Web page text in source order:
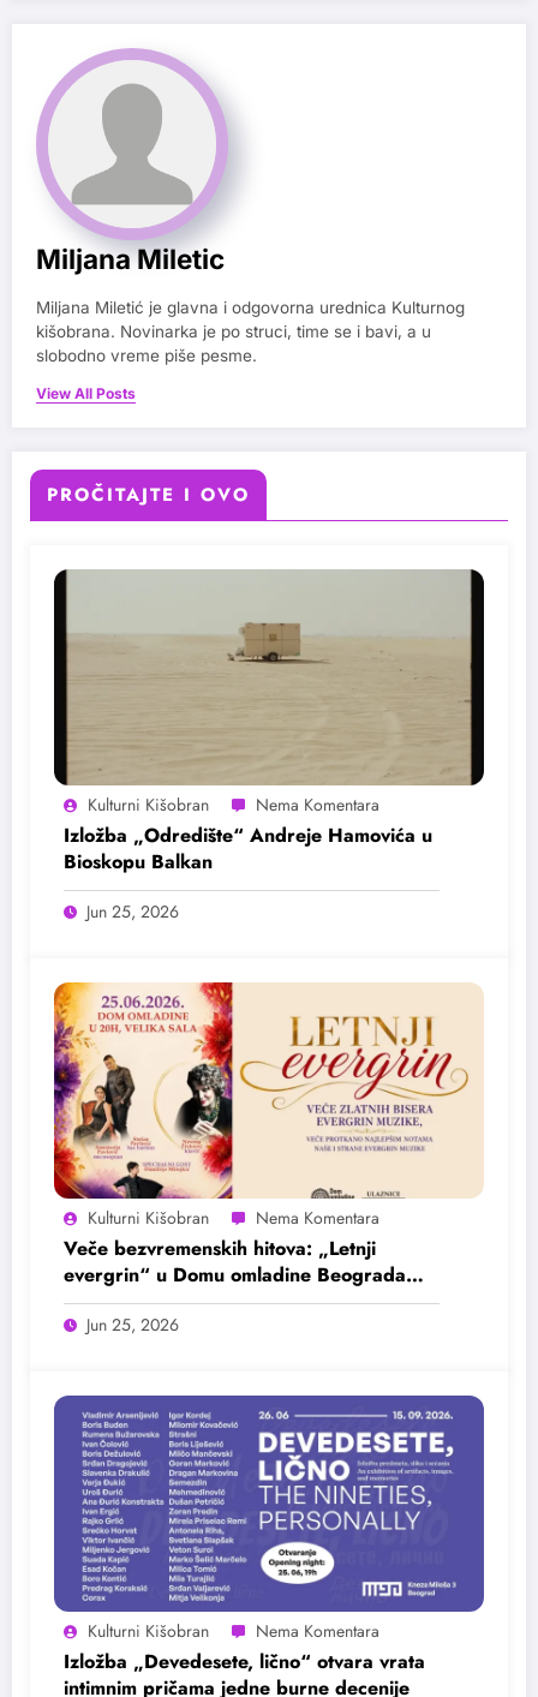
Miljana Miletic
Miljana Miletić je glavna i odgovorna urednica Kulturnog
kišobrana. Novinarka je po struci, time se i bavi, a u
slobodno vreme piše pesme.
View All Posts
PROČITAJTE I OVO
Kulturni Kišobran
Izložba „Odredište“ Andreje Hamovića u
Bioskopu Balkan
Jun 25, 2026
Kulturni Kišobran
Veče bezvremenskih hitova: „Letnji
evergrin“ u Domu omladine Beograda
25. juna
Jun 25, 2026
Kulturni Kišobran
Izložba „Devedesete, lično“ otvara vrata
intimnim pričama jedne burne decenije